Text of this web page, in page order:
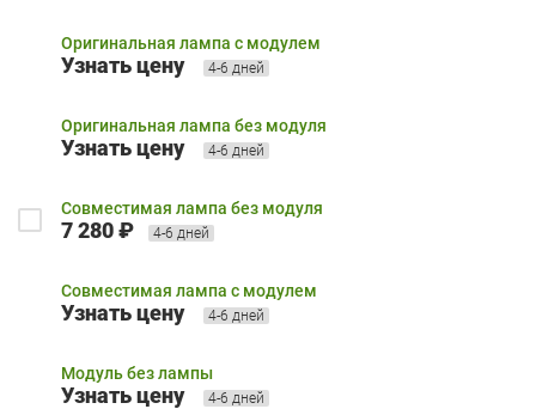
Оригинальная лампа с модулем
Узнать цену 4-6 дней
Оригинальная лампа без модуля
Узнать цену 4-6 дней
Совместимая лампа без модуля
7 280 ₽ 4-6 дней
Совместимая лампа с модулем
Узнать цену 4-6 дней
Модуль без лампы
Узнать цену 4-6 дней